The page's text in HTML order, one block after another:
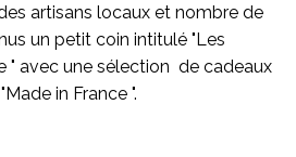
artisans locaux et nombre de
un petit coin intitulé "Les
" avec une sélection de cadeaux
in France ".